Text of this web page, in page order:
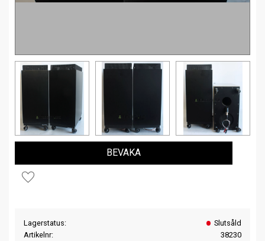
Lägg till i favoriter
BEVAKA
Lagerstatus
Slutsåld
Artikelnr
38230